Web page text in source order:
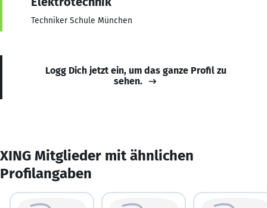
Techniker Schule München
Logg Dich jetzt ein, um das ganze Profil zu
sehen.
XING Mitglieder mit ähnlichen
Profilangaben